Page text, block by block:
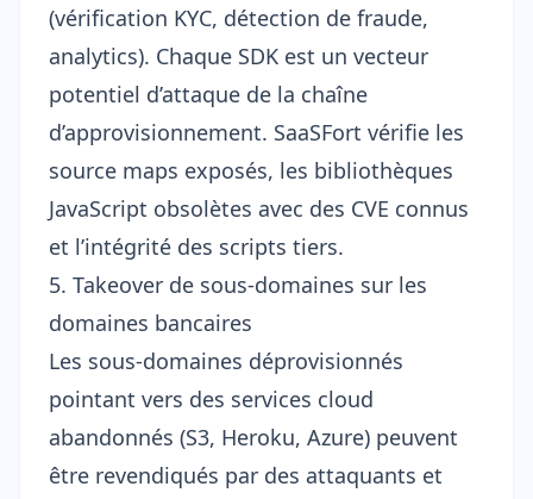
(vérification KYC, détection de fraude,
analytics). Chaque SDK est un vecteur
potentiel d’attaque de la chaîne
d’approvisionnement. SaaSFort vérifie les
source maps exposés, les bibliothèques
JavaScript obsolètes avec des CVE connus
et l’intégrité des scripts tiers.
5. Takeover de sous-domaines sur les
domaines bancaires
Les sous-domaines déprovisionnés
pointant vers des services cloud
abandonnés (S3, Heroku, Azure) peuvent
être revendiqués par des attaquants et